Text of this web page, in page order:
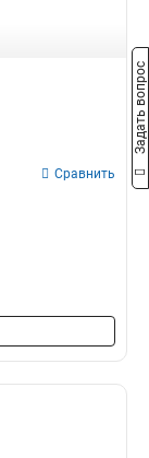
Сравнить
Задать вопрос